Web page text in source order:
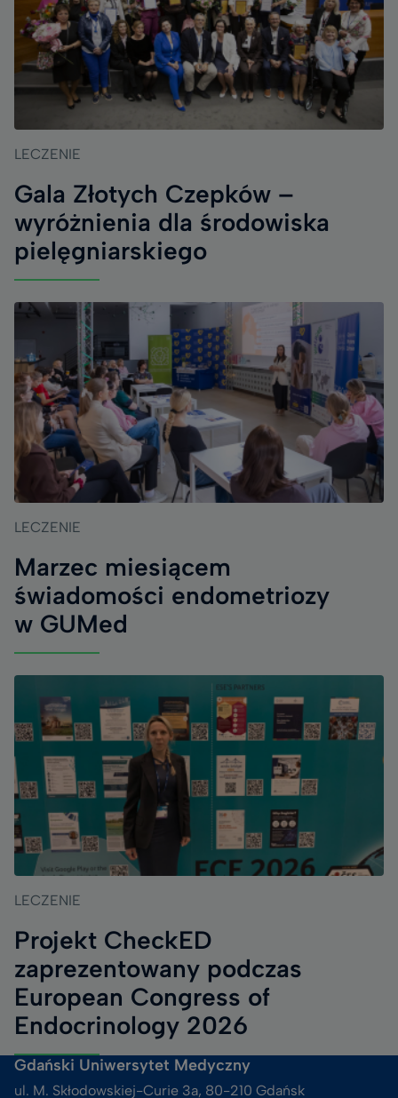
LECZENIE
Gala Złotych Czepków –
wyróżnienia dla środowiska
pielęgniarskiego
LECZENIE
Marzec miesiącem
świadomości endometriozy
w GUMed
LECZENIE
Projekt CheckED
zaprezentowany podczas
European Congress of
Endocrinology 2026
Gdański Uniwersytet Medyczny
ul. M. Skłodowskiej-Curie 3a, 80-210 Gdańsk